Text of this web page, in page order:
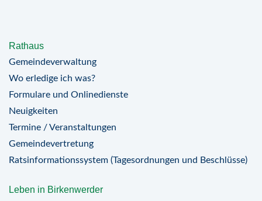
Rathaus
Gemeindeverwaltung
Wo erledige ich was?
Formulare und Onlinedienste
Neuigkeiten
Termine / Veranstaltungen
Gemeindevertretung
Ratsinformationssystem (Tagesordnungen und Beschlüsse)
Leben in Birkenwerder